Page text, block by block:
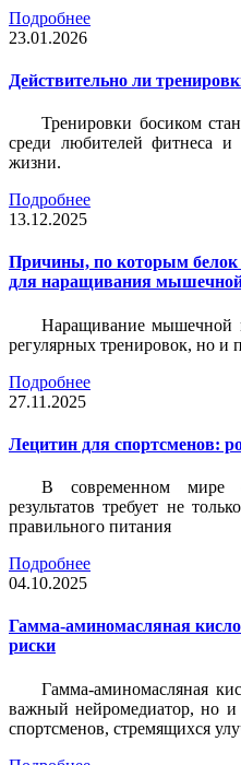
Подробнее
23.01.2026
Действительно ли
Тренировки босиком
среди любителей фитнеса и
жизни.
Подробнее
13.12.2025
Причины, по которым белок
для наращивания
Наращивание мышечной
регулярных тренировок, но и
Подробнее
27.11.2025
Лецитин для спортсменов:
В современном мире
результатов требует не
правильного питания
Подробнее
04.10.2025
Гамма-аминомасляная
риски
Гамма-аминомасляная
важный нейромедиатор, но
спортсменов, стремящихся